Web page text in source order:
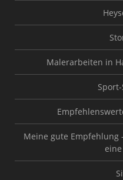
Malerarbeiten in
Meine gute Empfehlung